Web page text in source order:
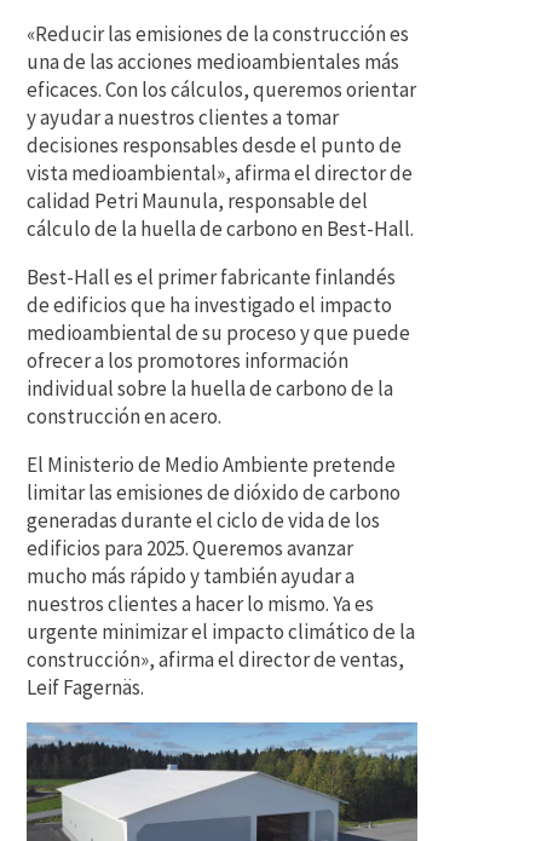
«Reducir las emisiones de la construcción es
una de las acciones medioambientales más
eficaces. Con los cálculos, queremos orientar
y ayudar a nuestros clientes a tomar
decisiones responsables desde el punto de
vista medioambiental», afirma el director de
calidad Petri Maunula, responsable del
cálculo de la huella de carbono en Best-Hall.
Best-Hall es el primer fabricante finlandés
de edificios que ha investigado el impacto
medioambiental de su proceso y que puede
ofrecer a los promotores información
individual sobre la huella de carbono de la
construcción en acero.
El Ministerio de Medio Ambiente pretende
limitar las emisiones de dióxido de carbono
generadas durante el ciclo de vida de los
edificios para 2025. Queremos avanzar
mucho más rápido y también ayudar a
nuestros clientes a hacer lo mismo. Ya es
urgente minimizar el impacto climático de la
construcción», afirma el director de ventas,
Leif Fagernäs.